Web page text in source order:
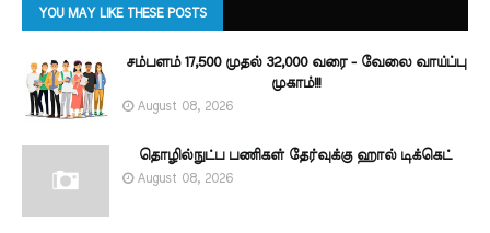
YOU MAY LIKE THESE POSTS
சம்பளம் 17,500 முதல் 32,000 வரை - வேலை வாய்ப்பு
முகாம்!!!
August 08, 2026
தொழில்நுட்ப பணிகள் தேர்வுக்கு ஹால் ​டிக்கெட்
August 08, 2026